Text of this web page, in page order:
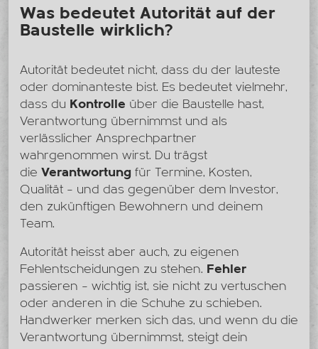
Was bedeutet Autorität auf der
Baustelle wirklich?
Autorität bedeutet nicht, dass du der lauteste
oder dominanteste bist. Es bedeutet vielmehr,
dass du Kontrolle über die Baustelle hast,
Verantwortung übernimmst und als
verlässlicher Ansprechpartner
wahrgenommen wirst. Du trägst
die Verantwortung für Termine, Kosten,
Qualität – und das gegenüber dem Investor,
den zukünftigen Bewohnern und deinem
Team.
Autorität heisst aber auch, zu eigenen
Fehlentscheidungen zu stehen. Fehler
passieren – wichtig ist, sie nicht zu vertuschen
oder anderen in die Schuhe zu schieben.
Handwerker merken sich das, und wenn du die
Verantwortung übernimmst, steigt dein